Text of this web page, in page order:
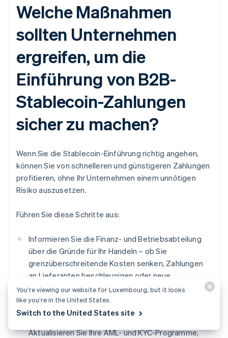
Welche Maßnahmen
sollten Unternehmen
ergreifen, um die
Einführung von B2B-
Stablecoin-Zahlungen
sicher zu machen?
Wenn Sie die Stablecoin-Einführung richtig angehen,
können Sie von schnelleren und günstigeren Zahlungen
profitieren, ohne Ihr Unternehmen einem unnötigen
Risiko auszusetzen.
Führen Sie diese Schritte aus:
Informieren Sie die Finanz- und Betriebsabteilung
über die Gründe für Ihr Handeln – ob Sie
grenzüberschreitende Kosten senken, Zahlungen
an Lieferanten beschleunigen oder neue
Kundschaft erreichen möchten.
Vergewissern Sie sich, dass die Verwendung von
Aktualisieren Sie Ihre AML- und KYC-Programme,
You’re viewing our website for Luxembourg, but it looks
like you’re in the United States.
Switch to the United States site